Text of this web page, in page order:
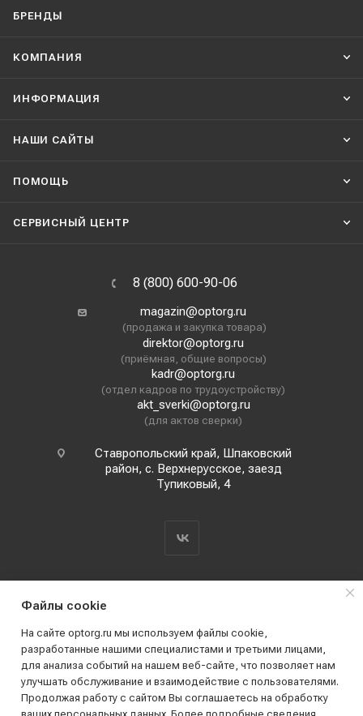
БРЕНДЫ
КОМПАНИЯ
ИНФОРМАЦИЯ
НАШИ CАЙТЫ
ПОМОЩЬ
СЕРВИСНЫЙ ЦЕНТР
8 (800) 600-90-06
magazin@optorg.ru
(продажа и закупка товара)
direktor@optorg.ru
(приёмная, общие вопросы)
kadr@optorg.ru
(отдел кадров по трудоустройству)
akt_sverki@optorg.ru
(для актов сверки)
Ставропольский край, Шпаковский
район, с. Верхнерусское, заезд
Тупиковый, 4
2019 - 2026 © АО КПК "Ставропольстройопторг"
Все права защищены
Файлы cookie
На сайте optorg.ru мы используем файлы cookie,
разработанные нашими специалистами и третьими лицами,
для анализа событий на нашем веб-сайте, что позволяет нам
улучшать обслуживание и взаимодействие с пользователями.
Продолжая работу с сайтом Вы соглашаетесь на обработку